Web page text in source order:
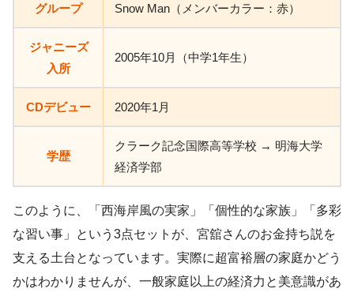
グループ Snow Man（メンバーカラー：赤）
ジャニーズ
入所
2005年10月（中学1年生）
CDデビュー 2020年1月
学歴
クラーク記念国際高等学校 → 明海大学
経済学部
このように、「西海岸風の実家」「個性的な家族」「多彩
な習い事」という3点セットが、宮舘さんのお金持ち説を
支える土台となっています。実際に超富裕層の家庭かどう
かはわかりませんが、一般家庭以上の経済力と美意識があ